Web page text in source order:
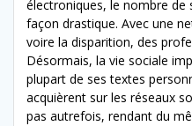
électroniques, le nombre de
façon drastique. Avec une
voire la disparition, des
Désormais, la vie sociale
plupart de ses textes
acquièrent sur les réseaux
pas autrefois, rendant du